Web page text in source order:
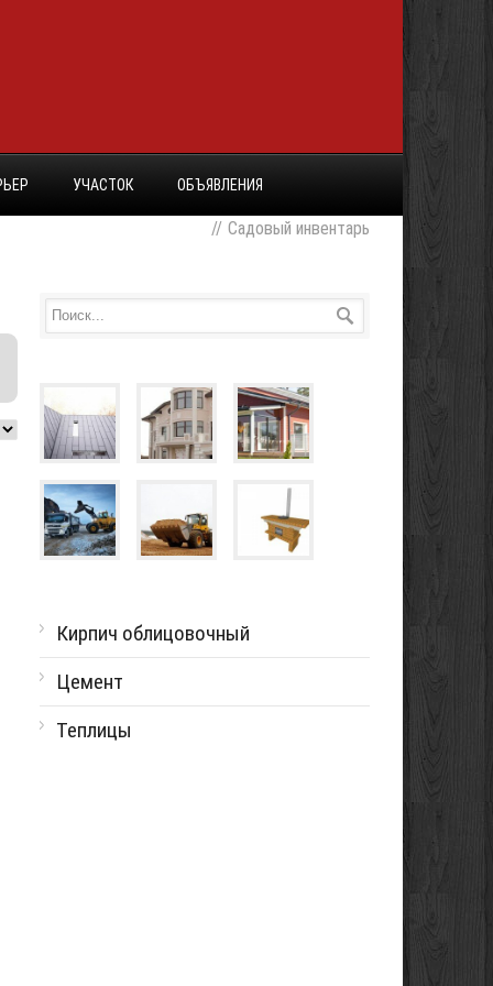
УЧАСТОК ОБЪЯВЛЕНИЯ
// Садовый инвентарь
Кирпич облицовочный
Цемент
Теплицы